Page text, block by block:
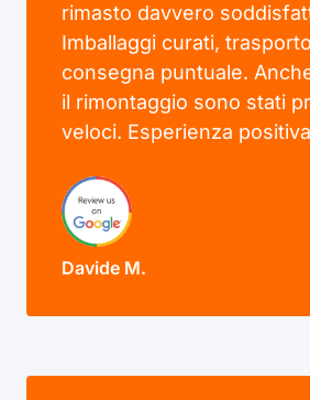
rimasto davvero
Imballaggi curati,
consegna puntuale.
il rimontaggio sono stati
veloci. Esperienza positiva
Davide M.